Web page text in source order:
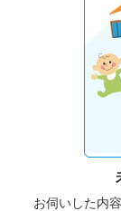
お伺いした内